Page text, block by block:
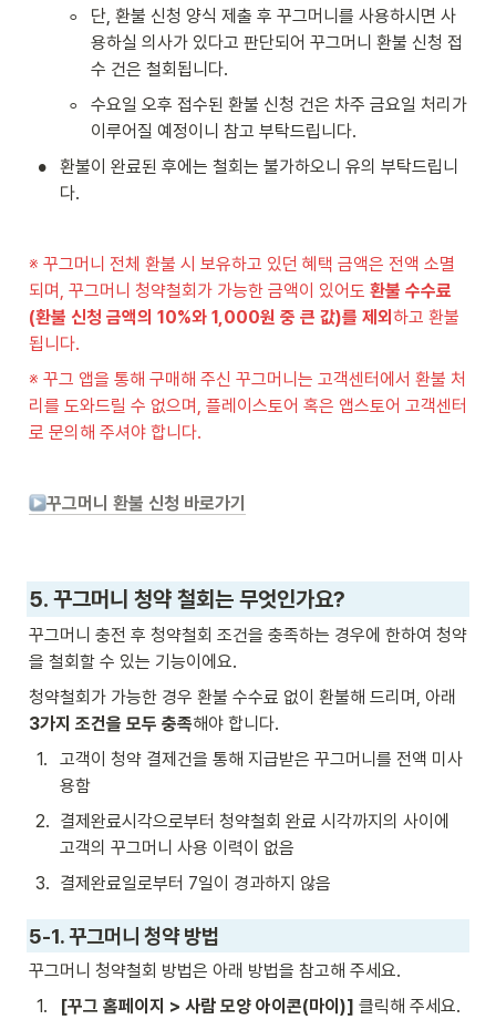
◦
단, 환불 신청 양식 제출 후 꾸그머니를 사용하시면 사
용하실 의사가 있다고 판단되어 꾸그머니 환불 신청 접
수 건은 철회됩니다.
◦
수요일 오후 접수된 환불 신청 건은 차주 금요일 처리가
이루어질 예정이니 참고 부탁드립니다.
•
환불이 완료된 후에는 철회는 불가하오니 유의 부탁드립니
다.
※ 꾸그머니 전체 환불 시 보유하고 있던 혜택 금액은 전액 소멸
되며, 꾸그머니 청약철회가 가능한 금액이 있어도 환불 수수료
(환불 신청 금액의 10%와 1,000원 중 큰 값)를 제외 하고 환불
됩니다.
※ 꾸그 앱을 통해 구매해 주신 꾸그머니는 고객센터에서 환불 처
리를 도와드릴 수 없으며, 플레이스토어 혹은 앱스토어 고객센터
로 문의해 주셔야 합니다.
꾸그머니 환불 신청 바로가기
5. 꾸그머니 청약 철회는 무엇인가요?
꾸그머니 충전 후 청약철회 조건을 충족하는 경우에 한하여 청약
을 철회할 수 있는 기능이에요.
3가지 조건을 모두 충족해야 합니다.
1.
고객이 청약 결제건을 통해 지급받은 꾸그머니를 전액 미사
용함
2. 결제완료시각으로부터 청약철회 완료 시각까지의 사이에
고객의 꾸그머니 사용 이력이 없음
3. 결제완료일로부터 7일이 경과하지 않음
5-1. 꾸그머니 청약 방법
꾸그머니 청약철회 방법은 아래 방법을 참고해 주세요.
1. [꾸그 홈페이지 > 사람 모양 아이콘(마이)] 클릭해 주세요.